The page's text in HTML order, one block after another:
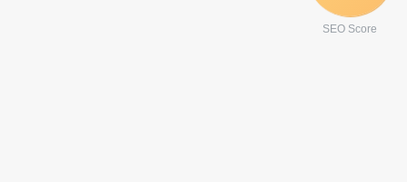
SEO Score